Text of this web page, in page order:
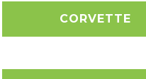
CORVETTE